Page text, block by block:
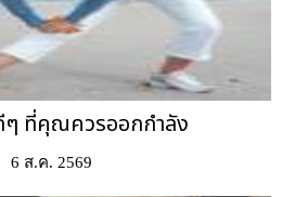
ๆ ที่คุณควรออกกำลัง
6 ส.ค. 2569